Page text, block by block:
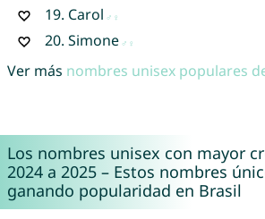
19. Carol
20. Simone
Ver más nombres unisex populares
Los nombres unisex con mayor
2024 a 2025 – Estos nombres
ganando popularidad en Brasil